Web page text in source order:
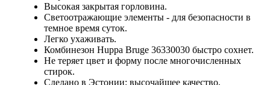
Высокая закрытая горловина.
Светоотражающие элементы - для безопасности в
темное время суток.
Легко ухаживать.
Комбинезон Huppa Bruge 36330030 быстро сохнет.
Не теряет цвет и форму после многочисленных
стирок.
Сделано в Эстонии: высочайшее качество,